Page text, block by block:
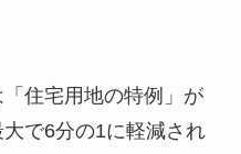
住宅用地の特例」が
で6分の1に軽減され